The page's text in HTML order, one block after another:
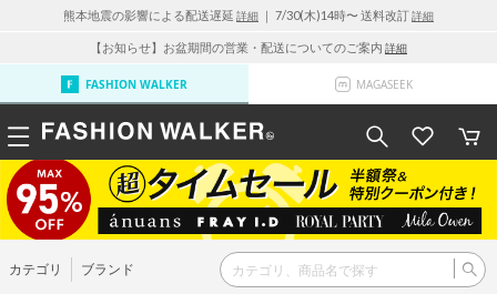
熊本地震の影響による配送遅延 詳細 ｜ 7/30(木)14時〜 送料改訂詳細
【お知らせ】お盆期間の営業・配送についてのご案内 詳細
FASHION WALKER MAGASEEK
カテゴリ ブランド